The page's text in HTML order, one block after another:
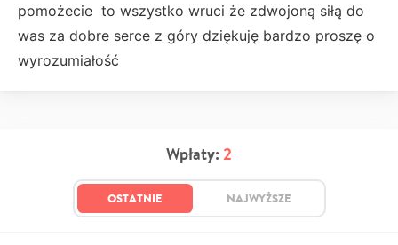
pomożecie to wszystko wruci że zdwojoną siłą do
was za dobre serce z góry dziękuję bardzo proszę o
wyrozumiałość
Wpłaty: 2
OSTATNIE NAJWYŻSZE